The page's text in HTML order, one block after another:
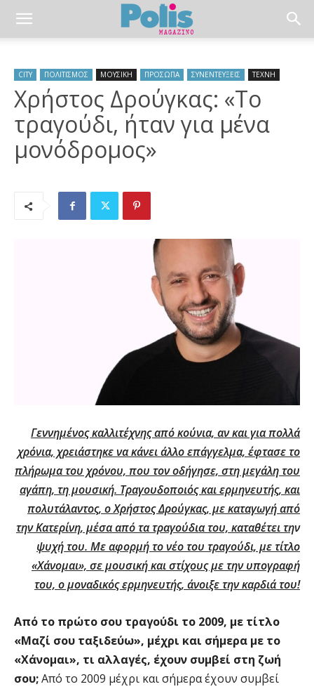
CITY ΠΟΛΙΤΙΣΜΟΣ ΜΟΥΣΙΚΗ ΠΡΟΣΩΠΑ ΣΥΝΕΝΤΕΥΞΕΙΣ ΤΕΧΝΗ
Χρήστος Δρούγκας: «Το
τραγούδι, ήταν για μένα
μονόδρομος»
Γεννημένος καλλιτέχνης από κούνια, αν και για πολλά
χρόνια, χρειάστηκε να κάνει άλλο επάγγελμα, έφτασε το
πλήρωμα του χρόνου, που τον οδήγησε, στη μεγάλη του
αγάπη, τη μουσική. Τραγουδοποιός και ερμηνευτής, και
πολυτάλαντος, ο Χρήστος Δρούγκας, με καταγωγή από
την Κατερίνη, μέσα από τα τραγούδια του, καταθέτει την
ψυχή του. Με αφορμή το νέο του τραγούδι, με τίτλο
«Χάνομαι», σε μουσική και στίχους με την υπογραφή
του, ο μοναδικός ερμηνευτής, άνοιξε την καρδιά του!
Από το πρώτο σου τραγούδι το 2009, με τίτλο
«Μαζί σου ταξιδεύω», μέχρι και σήμερα με το
«Χάνομαι», τι αλλαγές, έχουν συμβεί στη ζωή
σου;Από το 2009 μέχρι και σήμερα έχουν συμβεί